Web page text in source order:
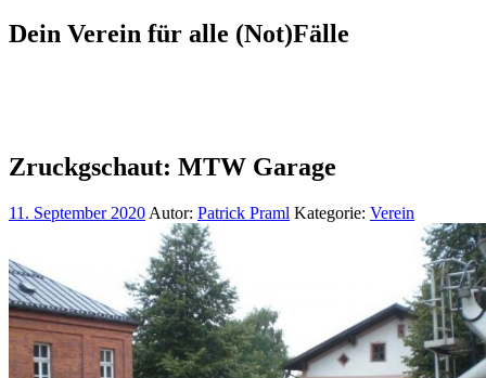
Dein Verein für alle (Not)Fälle
Zruckgschaut: MTW Garage
11. September 2020 Autor: Patrick Praml Kategorie: Verein